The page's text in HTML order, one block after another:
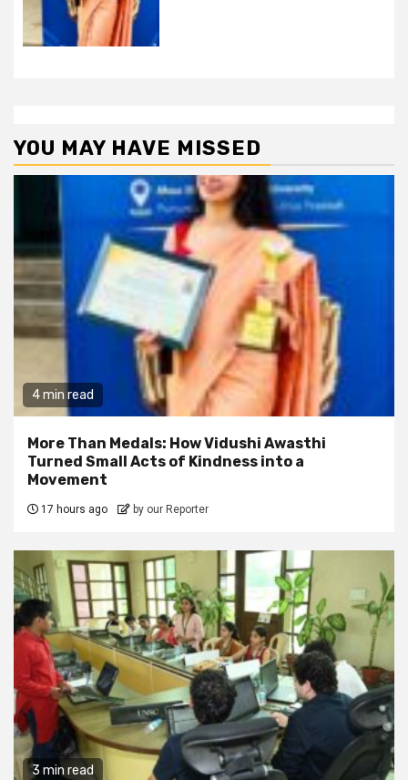
YOU MAY HAVE MISSED
4 min read
More Than Medals: How Vidushi Awasthi
Turned Small Acts of Kindness into a
Movement
17 hours ago by our Reporter
3 min read